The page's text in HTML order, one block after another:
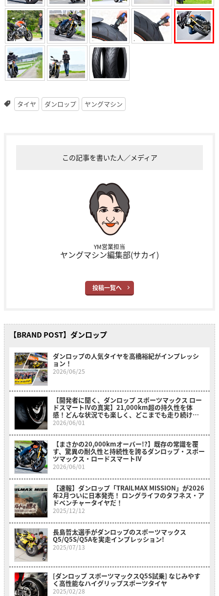
タイヤ ダンロップ ヤングマシン
この記事を書いた人／メディア
YM営業担当
ヤングマシン編集部(サカイ)
投稿一覧へ
【BRAND POST】ダンロップ
ダンロップの人気タイヤを高橋裕紀がインプレッシ
ョン！
2026/06/25
【開発者に聞く、ダンロップ スポーツマックス ロー
ドスマートⅣの真実】21,000km超の持久性を体
感！どんな状況でも楽しく、どこまでも走り続けた
くなる
2026/06/01
【まさかの20,000kmオーバー!?】既存の常識を覆
す、驚異の耐久性と持続性を誇るダンロップ・スポー
ツマックス・ロードスマートⅣ
2026/06/01
【速報】ダンロップ「TRAILMAX MISSION」が2026
年2月ついに日本発売！ ロングライフのタフネス・ア
ドベンチャータイヤだ！
2025/12/12
長島哲太選手がダンロップのスポーツマックス
Q5/Q5S/Q5Aを実走インプレッション!
2025/07/13
[ダンロップ スポーツマックスQ5S試乗] なじみやす
く高性能なハイグリップスポーツタイヤ
2025/02/28